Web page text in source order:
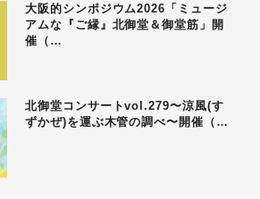
大阪的シンポジウム2026「ミュージ
アムな『ご縁』北御堂＆御堂筋」開
催（…
北御堂コンサートvol.279〜涼風(す
ずかぜ)を運ぶ木管の調べ〜開催（…